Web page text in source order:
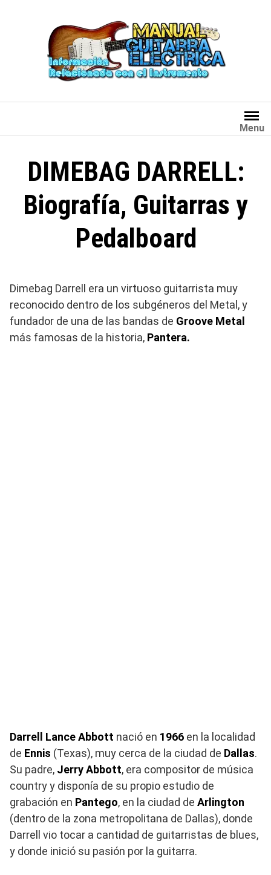
Menu
DIMEBAG DARRELL:
Biografía, Guitarras y
Pedalboard
Dimebag Darrell era un virtuoso guitarrista muy
reconocido dentro de los subgéneros del Metal, y
fundador de una de las bandas de Groove Metal
más famosas de la historia, Pantera.
Darrell Lance Abbott nació en 1966 en la localidad
de Ennis (Texas), muy cerca de la ciudad de Dallas.
Su padre, Jerry Abbott, era compositor de música
country y disponía de su propio estudio de
grabación en Pantego, en la ciudad de Arlington
(dentro de la zona metropolitana de Dallas), donde
Darrell vio tocar a cantidad de guitarristas de blues,
y donde inició su pasión por la guitarra.